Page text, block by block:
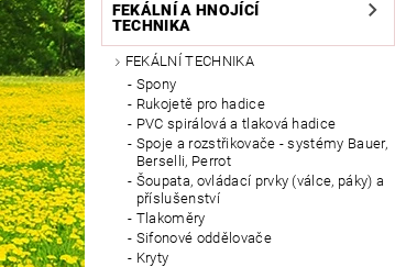
FEKÁLNÍ A HNOJÍCÍ
TECHNIKA
FEKÁLNÍ TECHNIKA
Spony
Rukojetě pro hadice
PVC spirálová a tlaková hadice
Spoje a rozstřikovače - systémy Bauer,
Berselli, Perrot
Šoupata, ovládací prvky (válce, páky) a
příslušenství
Tlakoměry
Sifonové oddělovače
Kryty